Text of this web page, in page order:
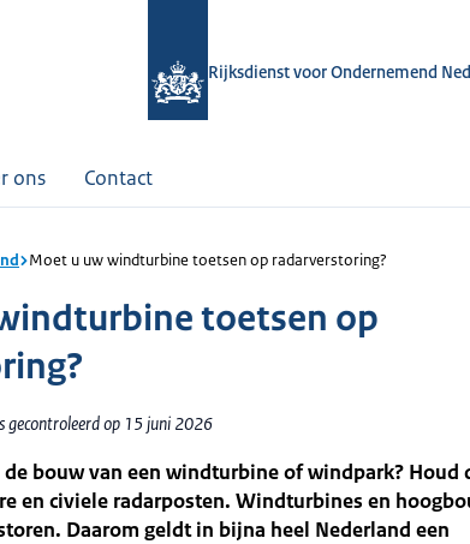
Rijksdienst voor Ondernemend
ons Contact
Moet u uw windturbine toetsen op radarverstoring?
toetsen op
gecontroleerd op 15 juni 2026
bouw van een windturbine of windpark? Houd
en civiele radarposten. Windturbines en
Daarom geldt in bijna heel Nederland een